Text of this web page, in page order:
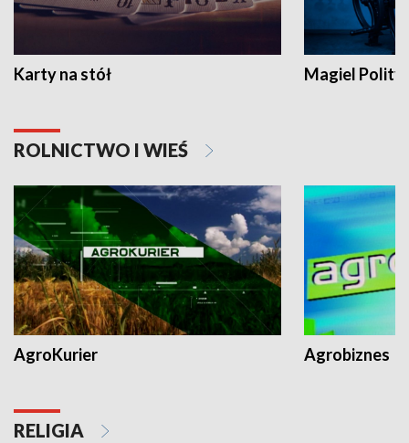
Karty na stół Magiel
ROLNICTWO I WIEŚ
AgroKurier Agrobiznes
RELIGIA